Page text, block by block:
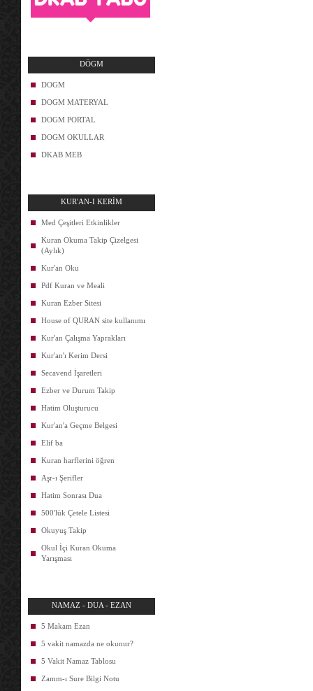
DÖGM
DOGM
DOGM MATERYAL
DOGM PORTAL
DOGM OKULLAR
DKAB MEB
KUR'AN-I KERİM
Med Çeşitleri Etkinlikler
Kuran Okuma Takip Çizelgesi
(Aylık)
Kur'an Oku
Pdf Kuran ve Meali
Kuran Ezber Sitesi
House of QURAN site kullanımı
Kur'an Çalışma Yaprakları
Kur'an'ı Kerim Dersi
Secavend İşaretleri
Ezber ve Durum Takip
Hatim Oluşturucu
Kur'an'a Geçme Belgesi
Elif ba
Kuran harflerini öğren
Aşr-ı Şerifler
Hatim Sonrası Dua
500'lük Çetele Listesi
Okuyuş Takip
Okul İçi Kuran Okuma
Yarışması
NAMAZ - DUA - EZAN
5 Makam Ezan
5 vakit namazda ne okunur?
5 Vakit Namaz Tablosu
Zamm-ı Sure Bilgi Notu